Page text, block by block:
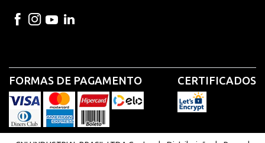
FORMAS DE PAGAMENTO CERTIFICADOS